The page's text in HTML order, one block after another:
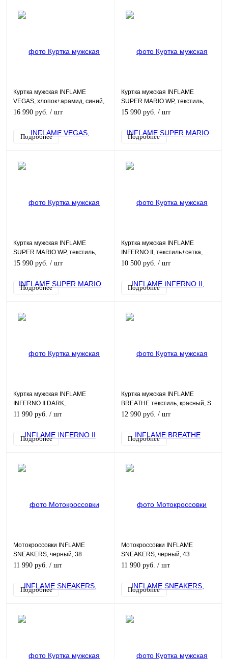
Куртка мужская INFLAME
VEGAS, хлопок+арамид, синий,
L16 990 руб. / шт
Подробнее
Куртка мужская INFLAME
SUPER MARIO WP, текстиль,
черный, XXL
15 990 руб. / шт
Подробнее
Куртка мужская INFLAME
SUPER MARIO WP, текстиль,
черный, L
15 990 руб. / шт
Подробнее
Куртка мужская INFLAME
INFERNO II, текстиль+сетка,
черный, XXXL
10 500 руб. / шт
Подробнее
Куртка мужская INFLAME
INFERNO II DARK,
текстиль+сетка, черный, M
11 990 руб. / шт
Подробнее
Куртка мужская INFLAME
BREATHE текстиль, красный, S
12 990 руб. / шт
Подробнее
Мотокроссовки INFLAME
SNEAKERS, черный, 38
11 990 руб. / шт
Подробнее
Мотокроссовки INFLAME
SNEAKERS, черный, 43
11 990 руб. / шт
Подробнее